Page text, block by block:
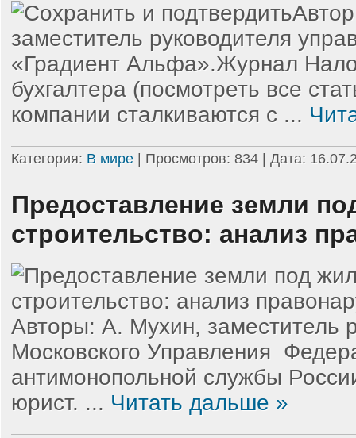
заместитель руководителя
«Градиент Альфа».Журнал
бухгалтера (посмотреть все
компании сталкиваются с ...
Категория: В мире | Просмотров: 834 | Дата:
Предоставление земли
строительство: анализ
Авторы: А. Мухин, заместитель
Московс­кого Управления
антимонопольной службы
юрист. ... Читать дальше »